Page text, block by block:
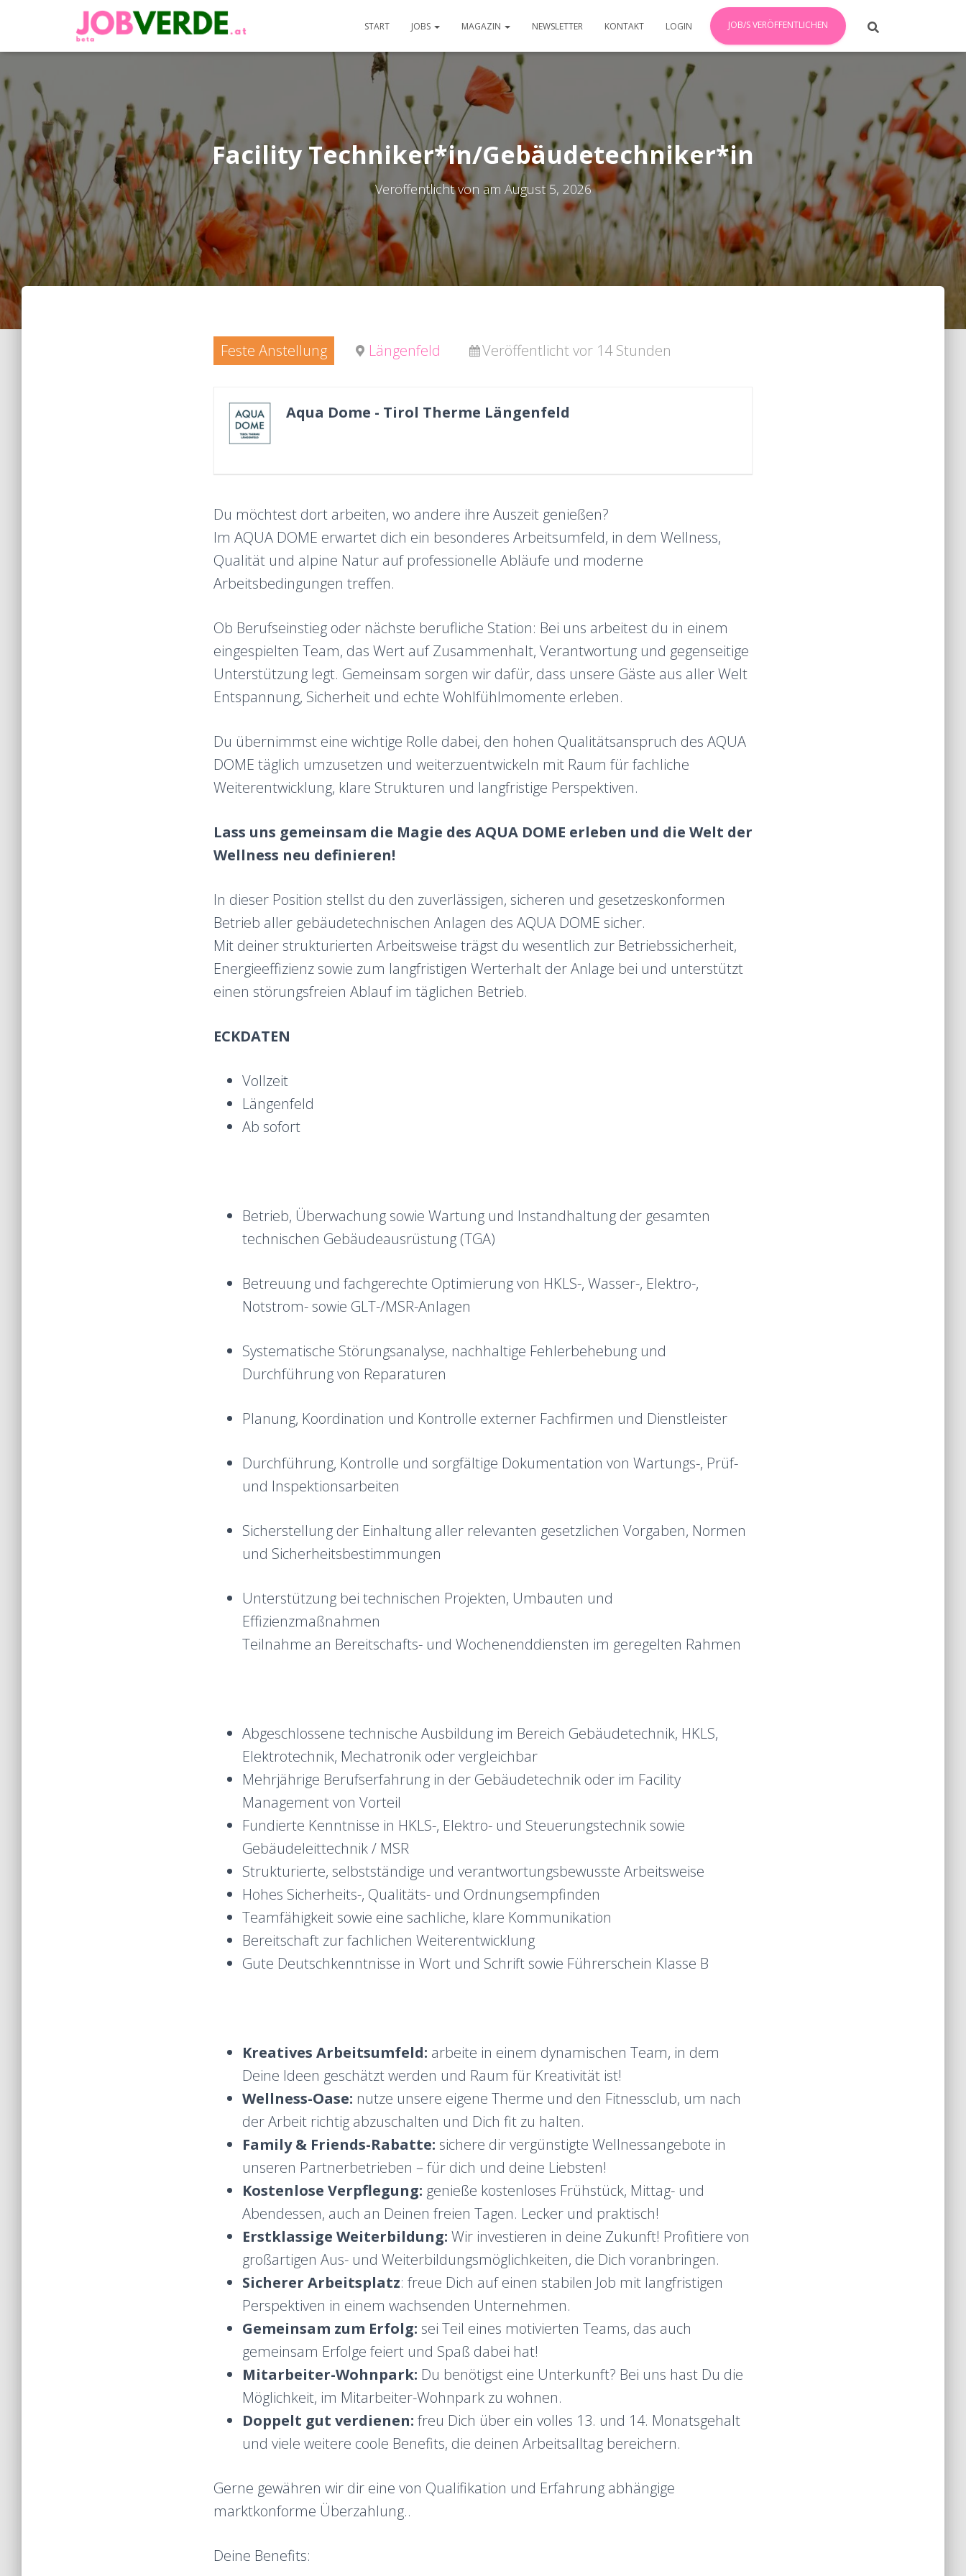
START JOBS MAGAZIN NEWSLETTER KONTAKT LOGIN JOB/S VERÖFFENTLICHEN
Facility Techniker*in/Gebäudetechniker*in
Veröffentlicht von am August 5, 2026
Feste Anstellung Längenfeld Veröffentlicht vor 14 Stunden
Aqua Dome - Tirol Therme Längenfeld
Du möchtest dort arbeiten, wo andere ihre Auszeit genießen?
Im AQUA DOME erwartet dich ein besonderes Arbeitsumfeld, in dem Wellness,
Qualität und alpine Natur auf professionelle Abläufe und moderne
Arbeitsbedingungen treffen.
Ob Berufseinstieg oder nächste berufliche Station: Bei uns arbeitest du in einem
eingespielten Team, das Wert auf Zusammenhalt, Verantwortung und gegenseitige
Unterstützung legt. Gemeinsam sorgen wir dafür, dass unsere Gäste aus aller Welt
Entspannung, Sicherheit und echte Wohlfühlmomente erleben.
Du übernimmst eine wichtige Rolle dabei, den hohen Qualitätsanspruch des AQUA
DOME täglich umzusetzen und weiterzuentwickeln mit Raum für fachliche
Weiterentwicklung, klare Strukturen und langfristige Perspektiven.
Lass uns gemeinsam die Magie des AQUA DOME erleben und die Welt der
Wellness neu definieren!
In dieser Position stellst du den zuverlässigen, sicheren und gesetzeskonformen
Betrieb aller gebäudetechnischen Anlagen des AQUA DOME sicher.
Mit deiner strukturierten Arbeitsweise trägst du wesentlich zur Betriebssicherheit,
Energieeffizienz sowie zum langfristigen Werterhalt der Anlage bei und unterstützt
einen störungsfreien Ablauf im täglichen Betrieb.
ECKDATEN
Vollzeit
Längenfeld
Ab sofort
Betrieb, Überwachung sowie Wartung und Instandhaltung der gesamten
technischen Gebäudeausrüstung (TGA)
Betreuung und fachgerechte Optimierung von HKLS-, Wasser-, Elektro-,
Notstrom- sowie GLT-/MSR-Anlagen
Systematische Störungsanalyse, nachhaltige Fehlerbehebung und
Durchführung von Reparaturen
Planung, Koordination und Kontrolle externer Fachfirmen und Dienstleister
Durchführung, Kontrolle und sorgfältige Dokumentation von Wartungs-, Prüf-
und Inspektionsarbeiten
Sicherstellung der Einhaltung aller relevanten gesetzlichen Vorgaben, Normen
und Sicherheitsbestimmungen
Unterstützung bei technischen Projekten, Umbauten und
Effizienzmaßnahmen
Teilnahme an Bereitschafts- und Wochenenddiensten im geregelten Rahmen
Abgeschlossene technische Ausbildung im Bereich Gebäudetechnik, HKLS,
Elektrotechnik, Mechatronik oder vergleichbar
Mehrjährige Berufserfahrung in der Gebäudetechnik oder im Facility
Management von Vorteil
Fundierte Kenntnisse in HKLS-, Elektro- und Steuerungstechnik sowie
Gebäudeleittechnik / MSR
Strukturierte, selbstständige und verantwortungsbewusste Arbeitsweise
Hohes Sicherheits-, Qualitäts- und Ordnungsempfinden
Teamfähigkeit sowie eine sachliche, klare Kommunikation
Bereitschaft zur fachlichen Weiterentwicklung
Gute Deutschkenntnisse in Wort und Schrift sowie Führerschein Klasse B
Kreatives Arbeitsumfeld: arbeite in einem dynamischen Team, in dem
Deine Ideen geschätzt werden und Raum für Kreativität ist!
Wellness-Oase: nutze unsere eigene Therme und den Fitnessclub, um nach
der Arbeit richtig abzuschalten und Dich fit zu halten.
Family & Friends-Rabatte: sichere dir vergünstigte Wellnessangebote in
unseren Partnerbetrieben – für dich und deine Liebsten!
Kostenlose Verpflegung: genieße kostenloses Frühstück, Mittag- und
Abendessen, auch an Deinen freien Tagen. Lecker und praktisch!
Erstklassige Weiterbildung: Wir investieren in deine Zukunft! Profitiere von
großartigen Aus- und Weiterbildungsmöglichkeiten, die Dich voranbringen.
Sicherer Arbeitsplatz: freue Dich auf einen stabilen Job mit langfristigen
Perspektiven in einem wachsenden Unternehmen.
Gemeinsam zum Erfolg: sei Teil eines motivierten Teams, das auch
gemeinsam Erfolge feiert und Spaß dabei hat!
Mitarbeiter-Wohnpark: Du benötigst eine Unterkunft? Bei uns hast Du die
Möglichkeit, im Mitarbeiter-Wohnpark zu wohnen.
Doppelt gut verdienen: freu Dich über ein volles 13. und 14. Monatsgehalt
und viele weitere coole Benefits, die deinen Arbeitsalltag bereichern.
Gerne gewähren wir dir eine von Qualifikation und Erfahrung abhängige
marktkonforme Überzahlung..
Deine Benefits: